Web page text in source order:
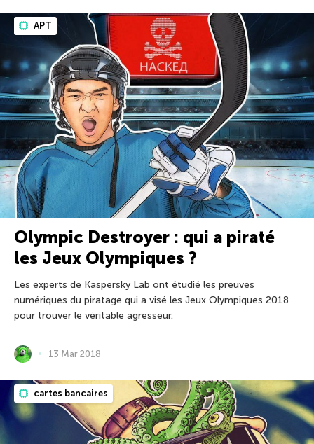
APT
Olympic Destroyer : qui a piraté
les Jeux Olympiques ?
Les experts de Kaspersky Lab ont étudié les preuves
numériques du piratage qui a visé les Jeux Olympiques 2018
pour trouver le véritable agresseur.
13 Mar 2018
cartes bancaires